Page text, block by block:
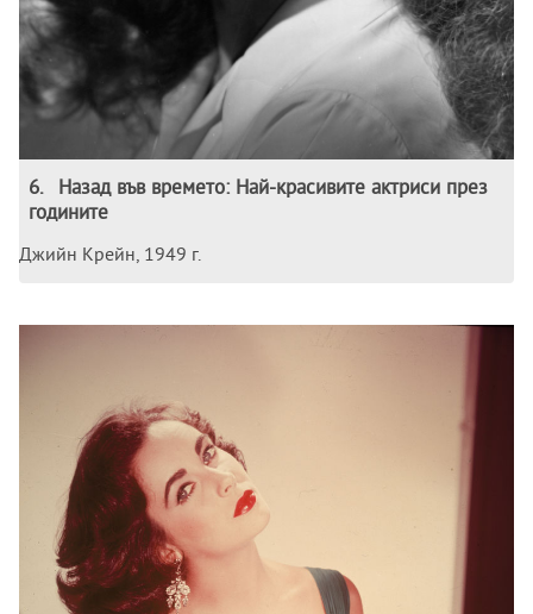
6.
Назад във времето: Най-красивите актриси през
годините
Джийн Крейн, 1949 г.